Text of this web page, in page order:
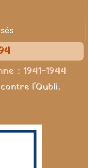
: 1941-1944
l'Oubli,